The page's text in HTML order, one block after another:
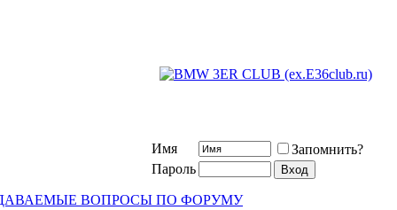
Имя
Запомнить?
Пароль
ВОПРОСЫ ПО ФОРУМУ